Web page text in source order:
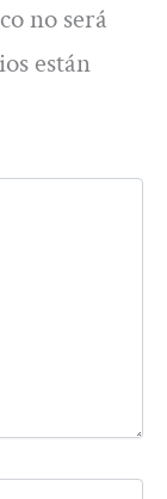
no será
están